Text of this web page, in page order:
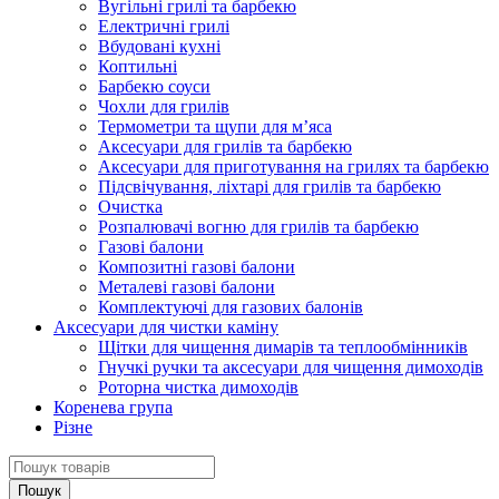
Вугільні грилі та барбекю
Електричні грилі
Вбудовані кухні
Коптильні
Барбекю соуси
Чохли для грилів
Термометри та щупи для м’яса
Аксесуари для грилів та барбекю
Аксесуари для приготування на грилях та барбекю
Підсвічування, ліхтарі для грилів та барбекю
Очистка
Розпалювачі вогню для грилів та барбекю
Газові балони
Композитні газові балони
Металеві газові балони
Комплектуючі для газових балонів
Аксесуари для чистки каміну
Щітки для чищення димарів та теплообмінників
Гнучкі ручки та аксесуари для чищення димоходів
Роторна чистка димоходів
Коренева група
Різне